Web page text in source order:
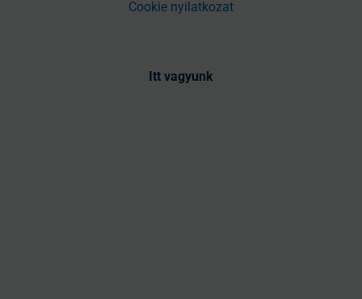
Cookie nyilatkozat
Itt vagyunk